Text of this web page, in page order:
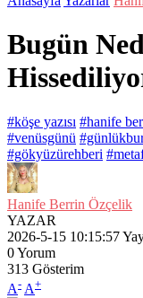
Bugün
#köşe yazısı #hanife
#venüsgünü
#gökyüzürehberi
Hanife Berrin Özçelik
YAZAR
2026-5-15 10:15:57
0Yorum
313 Gösterim
A- A+